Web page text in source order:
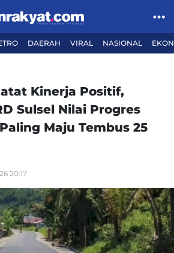
DAERAH VIRAL NASIONAL
Kinerja Positif,
Sulsel Nilai Progres
Maju Tembus 25
20:17